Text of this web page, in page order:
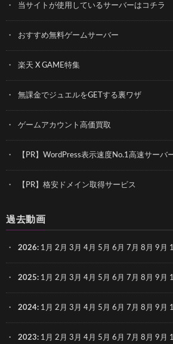
当サイトが使用しているサーバーはコチラ
おすすめ無料ゲームサーバー
楽天 X GAME特集
無課金でジュエルをGETする裏ワザ
ゲームアカウント高価買取
【PR】WordPress表示速度No.1高速サーバ
【PR】格安ドメイン取得サービス
過去動画
2026: 1月 2月 3月 4月 5月 6月 7月 8月 9月
2025: 1月 2月 3月 4月 5月 6月 7月 8月 9月
2024: 1月 2月 3月 4月 5月 6月 7月 8月 9月
2023: 1月 2月 3月 4月 5月 6月 7月 8月 9月